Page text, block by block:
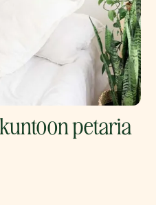
petaria